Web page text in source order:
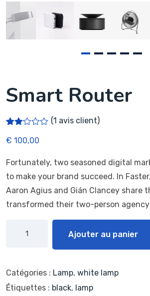
Smart Router
2.00
bas
é
sur
notat
client
(1 avis client)
€ 100,00
Fortunately, two seasoned digital
to make your brand succeed. In
Aaron Agius and Gián Clancey share
transformed their two-person agency
Ajouter au panier
Catégories : Lamp, white lamp
Étiquettes : black, lamp